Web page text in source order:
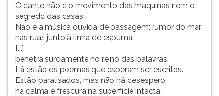
O canto não é o movimento das maquinas nem o
segredo das casas.
Não é a música ouvida de passagem: rumor do mar
nas ruas junto à linha de espuma.
[...]
penetra surdamente no reino das palavras.
Lá estão os poemas que esperam ser escritos.
Estão paralisados, mas não há desespero,
há calma e frescura na superfície intacta.